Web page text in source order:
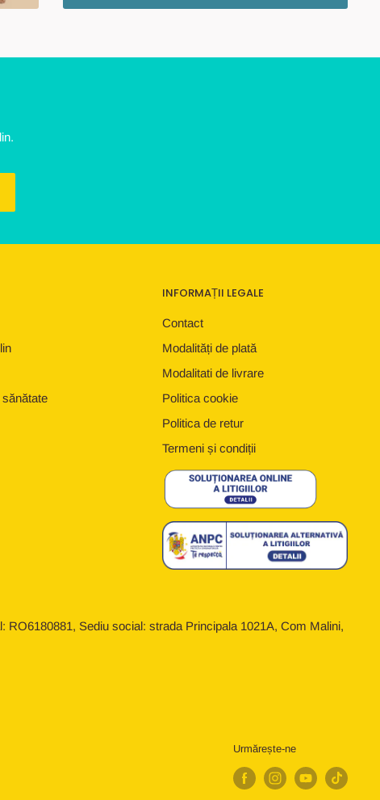
INFORMAȚII LEGALE
Contact
Modalități de plată
Modalitati de livrare
Politica cookie
Politica de retur
Termeni și condiții
Sediu social: strada Principala 1021A, Com Malini,
Urmărește-ne